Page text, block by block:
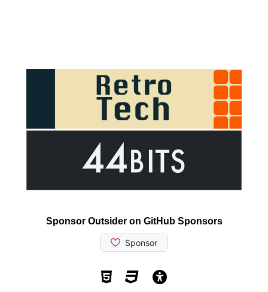
Sponsor Outsider on GitHub Sponsors
Valid HTML5
Valid CSS
WCAG 2.1 AA